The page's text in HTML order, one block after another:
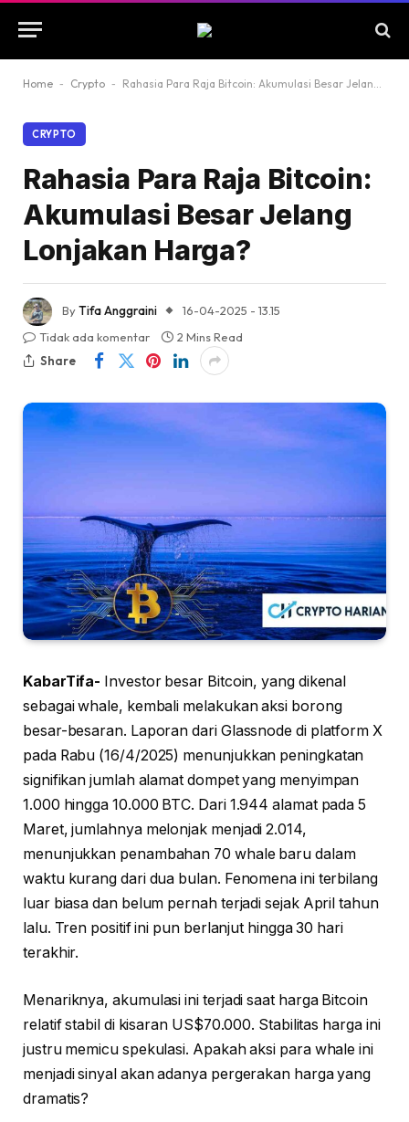
Home - Crypto - Rahasia Para Raja Bitcoin: Akumulasi Besar Jelang Lonjakan Harga?
CRYPTO
Rahasia Para Raja Bitcoin:
Akumulasi Besar Jelang
Lonjakan Harga?
ByTifa Anggraini
16-04-2025 - 13.15
Tidak ada komentar
2 Mins Read
Share
KabarTifa- Investor besar Bitcoin, yang dikenal
sebagai whale, kembali melakukan aksi borong
besar-besaran. Laporan dari Glassnode di platform X
pada Rabu (16/4/2025) menunjukkan peningkatan
signifikan jumlah alamat dompet yang menyimpan
1.000 hingga 10.000 BTC. Dari 1.944 alamat pada 5
Maret, jumlahnya melonjak menjadi 2.014,
menunjukkan penambahan 70 whale baru dalam
waktu kurang dari dua bulan. Fenomena ini terbilang
luar biasa dan belum pernah terjadi sejak April tahun
lalu. Tren positif ini pun berlanjut hingga 30 hari
terakhir.
Menariknya, akumulasi ini terjadi saat harga Bitcoin
relatif stabil di kisaran US$70.000. Stabilitas harga ini
justru memicu spekulasi. Apakah aksi para whale ini
menjadi sinyal akan adanya pergerakan harga yang
dramatis?